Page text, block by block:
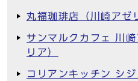
丸福珈琲店（川崎アゼ
サンマルクカフェ 川
リア）
コリアンキッチン シ